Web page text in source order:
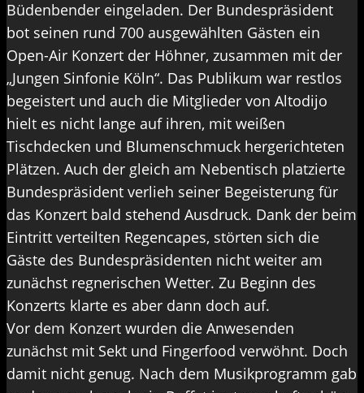
Büdenbender eingeladen. Der Bundespräsident
bot seinen rund 700 ausgewählten Gästen ein
Open-Air Konzert der Höhner, zusammen mit der
„Jungen Sinfonie Köln“. Das Publikum war restlos
begeistert und auch die Mitglieder von Altodijo
hielt es nicht lange auf ihren, mit weißen
Tischdecken und Blumenschmuck hergerichteten
Plätzen. Auch der gleich am Nebentisch platzierte
Bundespräsident verlieh seiner Begeisterung für
das Konzert bald stehend Ausdruck. Dank der beim
Eintritt verteilten Regencapes, störten sich die
Gäste des Bundespräsidenten nicht weiter am
zunächst regnerischen Wetter. Zu Beginn des
Konzerts klarte es aber dann doch auf.
Vor dem Konzert wurden die Anwesenden
zunächst mit Sekt und Fingerfood verwöhnt. Doch
damit nicht genug. Nach dem Musikprogramm gab